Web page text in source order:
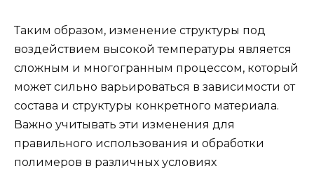
Таким образом, изменение структуры под
воздействием высокой температуры является
сложным и многогранным процессом, который
может сильно варьироваться в зависимости от
состава и структуры конкретного материала.
Важно учитывать эти изменения для
правильного использования и обработки
полимеров в различных условиях